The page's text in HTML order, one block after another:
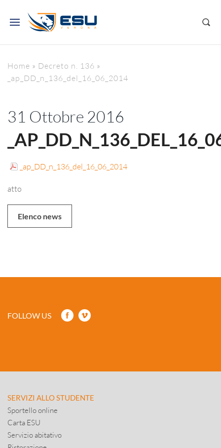
Home » Decreto n. 136 »
_ap_DD_n_136_del_16_06_2014
31 Ottobre 2016
_ap_DD_n_136_del_16_06_2014
atto
Elenco news
FOLLOW US
SERVIZI ALLO STUDENTE
Sportello online
Carta ESU
Servizio abitativo